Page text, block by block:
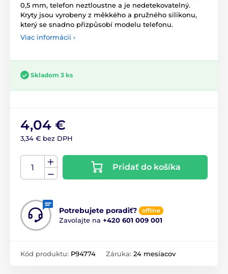
0,5 mm, telefon neztloustne a je nedetekovatelný.
Kryty jsou vyrobeny z měkkého a pružného silikonu,
který se snadno přizpůsobí modelu telefonu.
Viac informácií ›
Skladom 3 ks
4,04 €
3,34 € bez DPH
Pridať do košíka
Potrebujete poradiť? offline
Zavolajte na +420 601 009 001
Kód produktu: P94774 Záruka: 24 mesiacov